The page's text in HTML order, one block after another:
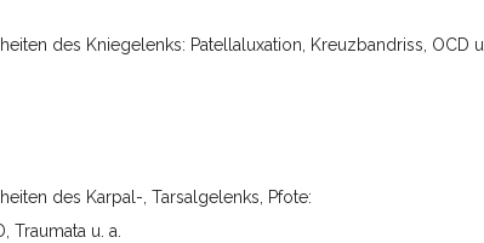
des Kniegelenks: Patellaluxation, Kreuzbandriss, OCD u.
des Karpal-, Tarsalgelenks, Pfote:
Traumata u. a.